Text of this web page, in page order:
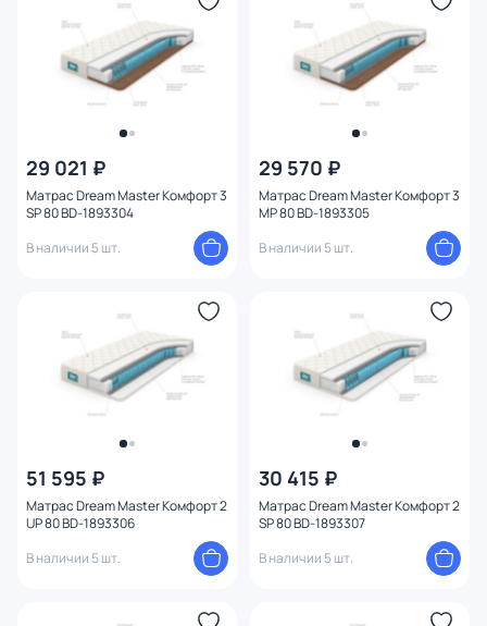
29 021 ₽
Матрас Dream Master Комфорт 3
SP 80 BD-1893304
В наличии 5 шт.
29 570 ₽
Матрас Dream Master Комфорт 3
MP 80 BD-1893305
В наличии 5 шт.
51 595 ₽
Матрас Dream Master Комфорт 2
UP 80 BD-1893306
В наличии 5 шт.
30 415 ₽
Матрас Dream Master Комфорт 2
SP 80 BD-1893307
В наличии 5 шт.